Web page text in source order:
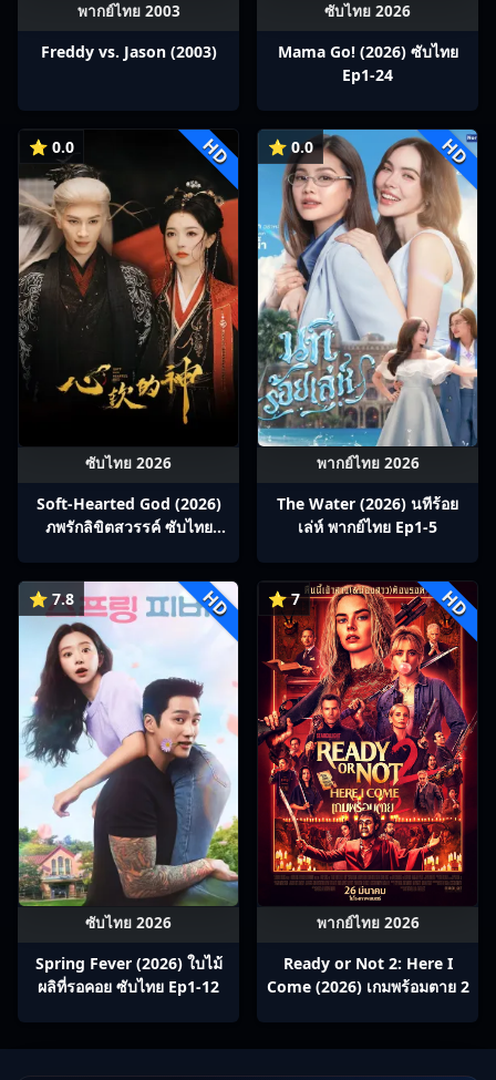
พากย์ไทย 2003
Freddy vs. Jason (2003)
ซับไทย 2026
Mama Go! (2026) ซับไทย
Ep1-24
⭐ 0.0 HD
ซับไทย 2026
Soft-Hearted God (2026)
ภพรักลิขิตสวรรค์ ซับไทย
⭐ 0.0 HD
พากย์ไทย 2026
The Water (2026) นทีร้อย
เล่ห์ พากย์ไทย Ep1-5
⭐ 7.8 HD
ซับไทย 2026
Spring Fever (2026) ใบไม้
ผลิที่รอคอย ซับไทย Ep1-12
⭐ 7 HD
พากย์ไทย 2026
Ready or Not 2: Here I
Come (2026) เกมพร้อมตาย 2